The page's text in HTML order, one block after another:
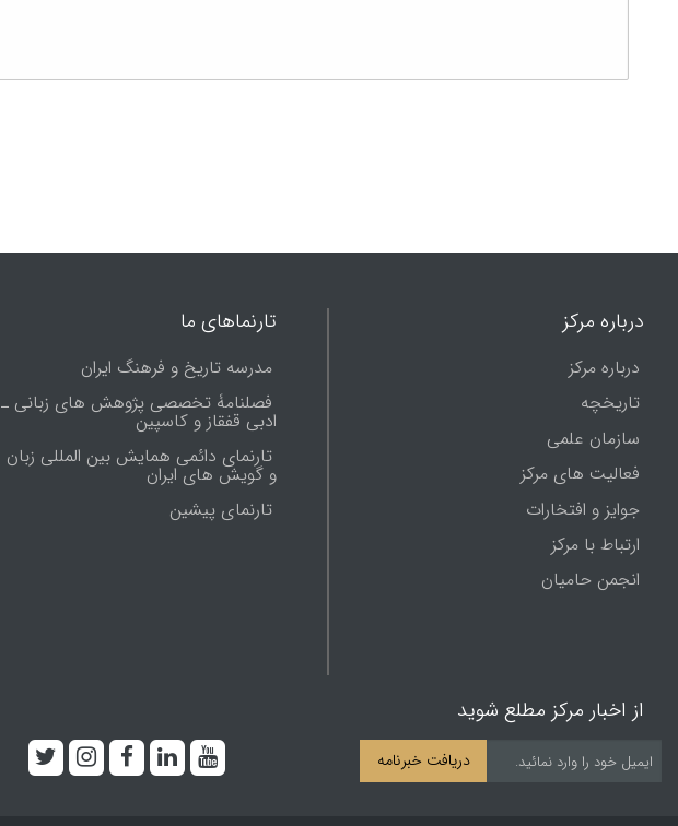
درباره مرکز
درباره مرکز
تاریخچه
سازمان علمی
فعالیت های مرکز
جوایز و افتخارات
ارتباط با مرکز
انجمن حامیان
تارنماهای ما
مدرسه تاریخ و فرهنگ ایران
فصلنامۀ تخصصی پژوهش های زبانی ـ
ادبی قفقاز و کاسپین
تارنمای دائمی همایش بین المللی زبان
و گویش های ایران
تارنماى پيشين
از اخبار مرکز مطلع شوید
دریافت خبرنامه